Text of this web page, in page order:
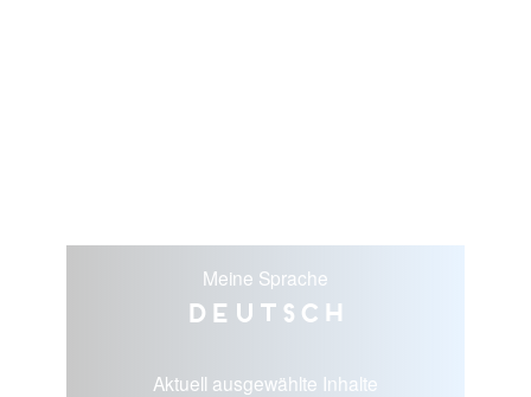
Meine Sprache
Deutsch
Aktuell ausgewählte Inhalte